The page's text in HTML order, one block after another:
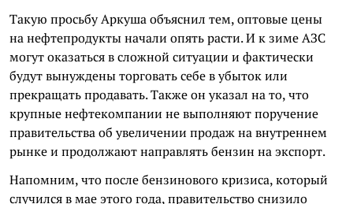
Такую просьбу Аркуша объяснил тем, оптовые цены
на нефтепродукты начали опять расти. И к зиме АЗС
могут оказаться в сложной ситуации и фактически
будут вынуждены торговать себе в убыток или
прекращать продавать. Также он указал на то, что
крупные нефтекомпании не выполняют поручение
правительства об увеличении продаж на внутреннем
рынке и продолжают направлять бензин на экспорт.
Напомним, что после бензинового кризиса, который
случился в мае этого года, правительство снизило